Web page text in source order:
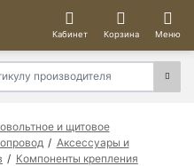
Кабинет Корзина Меню
и щитовое
Аксессуары и
Компоненты крепления